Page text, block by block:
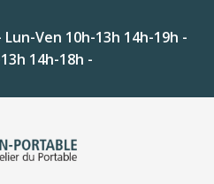
Ven 10h-13h 14h-19h -
14h-18h -